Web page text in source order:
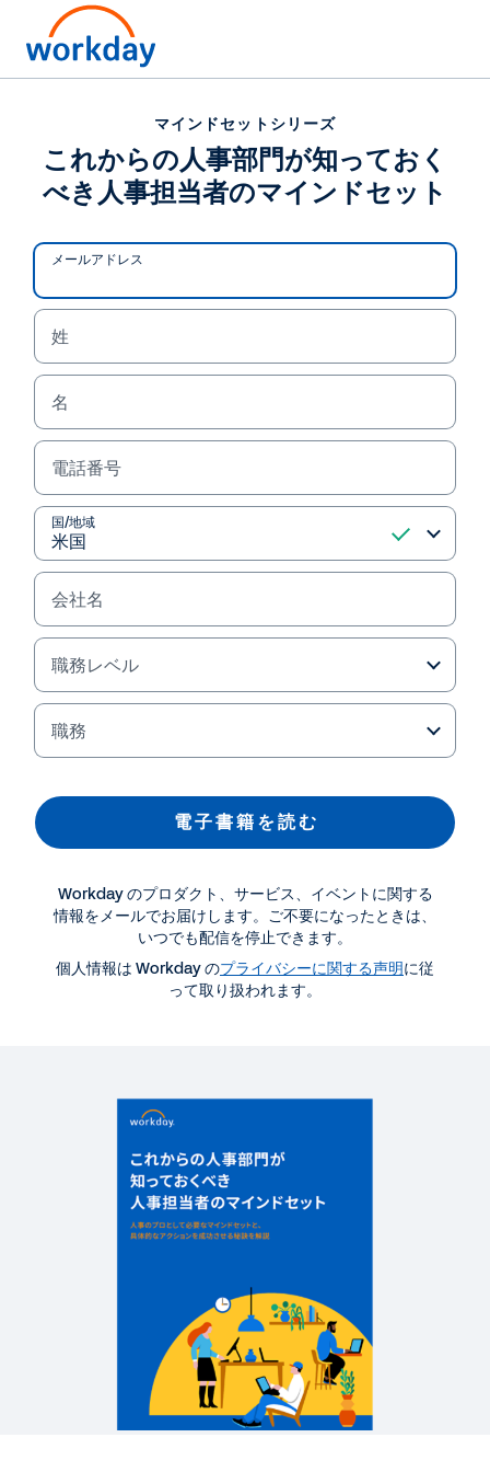
マインドセットシリーズ
これからの人事部門が知
っておくべき人事担当者
のマインドセット
変化の多いビジネス界を生き延びるための、マイン
ドセットシリーズ・人事部門編。
コロナ禍を機に、人事業界の常識にも大きな変化が
起こっています。働き方の変化による人事サービス
やシステムの変化、そして「人的資本」への注目に
より、人事部門自体が組織人材をマネジメントする
中心的部署としての責任担い始めることになりまし
た。
人事担当者が知っておくべきトレンドを複数の観点
から解説し、 これからの人事担当者に必要なマイン
ドセット、新たな人事部門に生まれ変わるための、
いち担当者のレベルから始められる改革へのアクシ
ョンとそのコツなどを解説します。
電 子 書 籍 を 読 む
マインドセットシリーズ
これからの人事部門が知っておくべき人事担当者の
マインドセット
Workday ヒューマン キャピタル マネジメント スイ
Workday 資料集
マインドセットシリーズ
これからの人事部門が知っておく
べき人事担当者のマインドセット
メールアドレス
姓
名
電話番号
国/地域
会社名
職務レベル
職務
電 子 書 籍 を 読 む
Workday のプロダクト、サービス、イベントに関する
情報をメールでお届けします。ご不要になったときは、
いつでも配信を停止できます。
個人情報は Workday のプライバシーに関する声明に従
って取り扱われます。